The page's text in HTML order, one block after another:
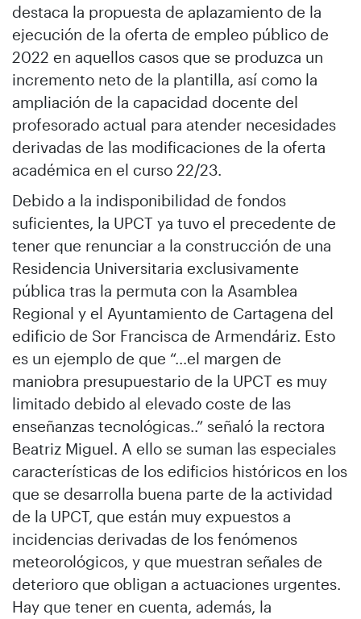
destaca la propuesta de aplazamiento de la
ejecución de la oferta de empleo público de
2022 en aquellos casos que se produzca un
incremento neto de la plantilla, así como la
ampliación de la capacidad docente del
profesorado actual para atender necesidades
derivadas de las modificaciones de la oferta
académica en el curso 22/23.
Debido a la indisponibilidad de fondos
suficientes, la UPCT ya tuvo el precedente de
tener que renunciar a la construcción de una
Residencia Universitaria exclusivamente
pública tras la permuta con la Asamblea
Regional y el Ayuntamiento de Cartagena del
edificio de Sor Francisca de Armendáriz. Esto
es un ejemplo de que “…el margen de
maniobra presupuestario de la UPCT es muy
limitado debido al elevado coste de las
enseñanzas tecnológicas..” señaló la rectora
Beatriz Miguel. A ello se suman las especiales
características de los edificios históricos en los
que se desarrolla buena parte de la actividad
de la UPCT, que están muy expuestos a
incidencias derivadas de los fenómenos
meteorológicos, y que muestran señales de
deterioro que obligan a actuaciones urgentes.
Hay que tener en cuenta, además, la